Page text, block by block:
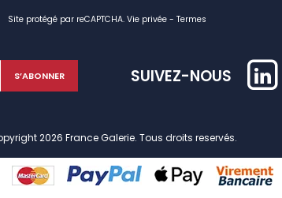
la conformité avec les réglementations.
Site protégé par reCAPTCHA. Vie privée - Termes
SUIVEZ-NOUS
2026 France Galerie. Tous droits reservés.